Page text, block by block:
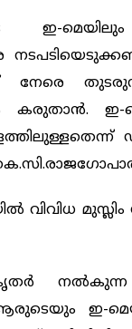
ഇ-
നേരെ
കരുതാന്‍. ഇ-
വിവിധ
നല്‍കുന്ന
ഇ-